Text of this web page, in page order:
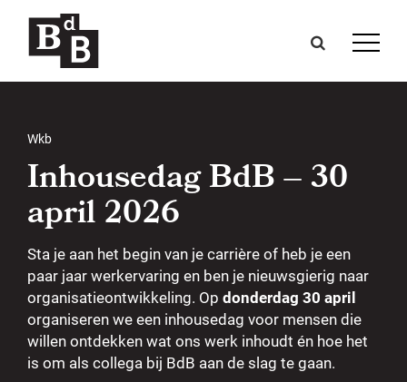
Wkb
Inhousedag BdB – 30
april 2026
Sta je aan het begin van je carrière of heb je een
paar jaar werkervaring en ben je nieuwsgierig naar
organisatieontwikkeling. Op donderdag 30 april
organiseren we een inhousedag voor mensen die
willen ontdekken wat ons werk inhoudt én hoe het
is om als collega bij BdB aan de slag te gaan.